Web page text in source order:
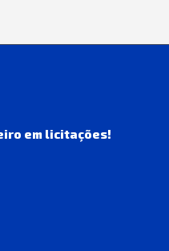
em licitações!